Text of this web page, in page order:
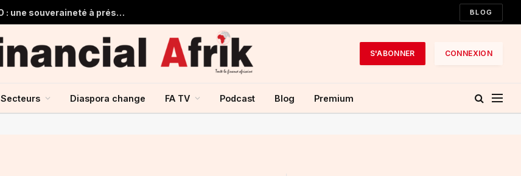
Guinée et monnaie unique de la CEDEAO : une souveraineté à préserver, une intégration à repenser BLOG
S'ABONNER CONNEXION
Secteurs Diaspora change FA TV Podcast Blog Premium